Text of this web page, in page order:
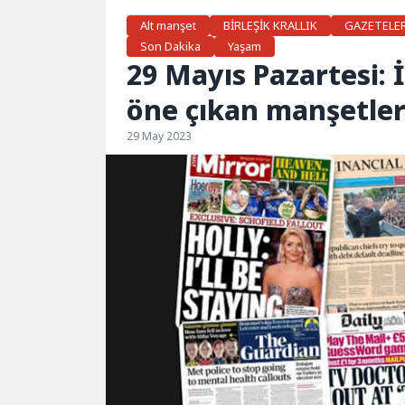
Alt manşet
BİRLEŞİK KRALLIK
Son Dakika
Yaşam
29 Mayıs
öne çıkan manşetler
29 May 2023